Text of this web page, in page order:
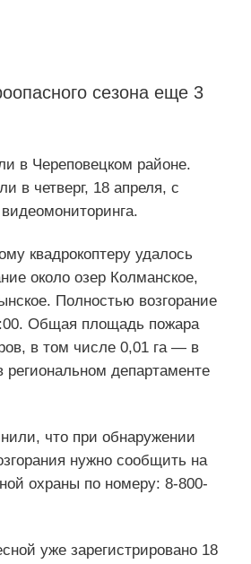
сезона еще 3
в Череповецком районе.
в четверг, 18 апреля, с
квадрокоптеру удалось
около озер Колманское,
Полностью возгорание
Общая площадь пожара
в том числе 0,01 га — в
департаменте
что при обнаружении
нужно сообщить на
охраны по номеру: 8-800-
уже зарегистрировано 18